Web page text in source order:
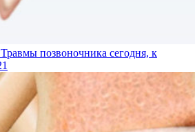
Травмы позвоночника сегодня, к